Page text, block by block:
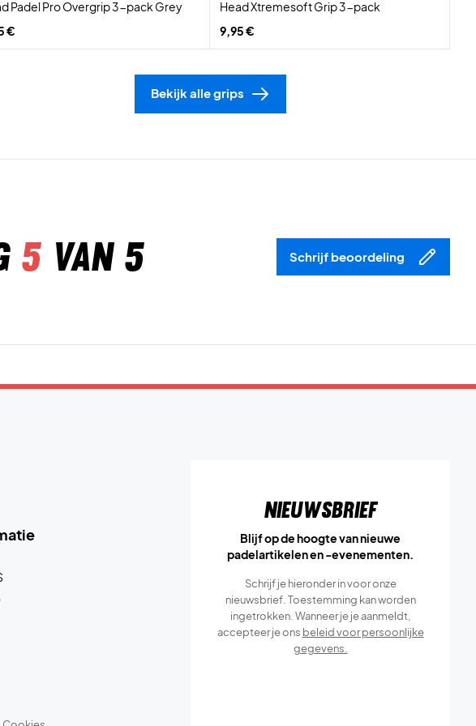
Padel Pro Overgrip 3-pack Grey
€
Head Xtremesoft Grip 3-pack
9,95 €
Bekijk alle grips
5van 5 Schrijf beoordeling
Nieuwsbrief
Blijf op de hoogte van nieuwe
padelartikelen en -evenementen.
Schrijf je hieronder in voor onze
nieuwsbrief. Toestemming kan worden
ingetrokken. Wanneer je je aanmeldt,
accepteer je ons beleid voor persoonlijke
gegevens.